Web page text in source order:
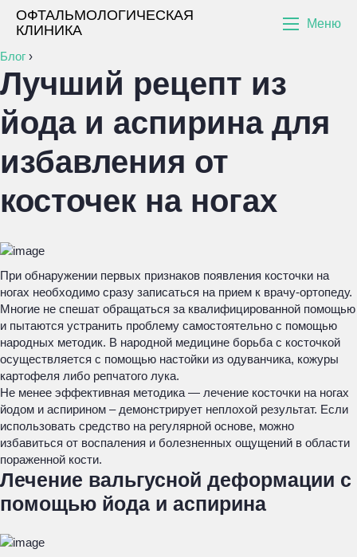
ОФТАЛЬМОЛОГИЧЕСКАЯ
КЛИНИКА
Меню
Блог ›
Лучший рецепт из
йода и аспирина для
избавления от
косточек на ногах
При обнаружении первых признаков появления косточки на
ногах необходимо сразу записаться на прием к врачу-ортопеду.
Многие не спешат обращаться за квалифицированной помощью
и пытаются устранить проблему самостоятельно с помощью
народных методик. В народной медицине борьба с косточкой
осуществляется с помощью настойки из одуванчика, кожуры
картофеля либо репчатого лука.
Не менее эффективная методика — лечение косточки на ногах
йодом и аспирином – демонстрирует неплохой результат. Если
использовать средство на регулярной основе, можно
избавиться от воспаления и болезненных ощущений в области
пораженной кости.
Лечение вальгусной деформации с
помощью йода и аспирина